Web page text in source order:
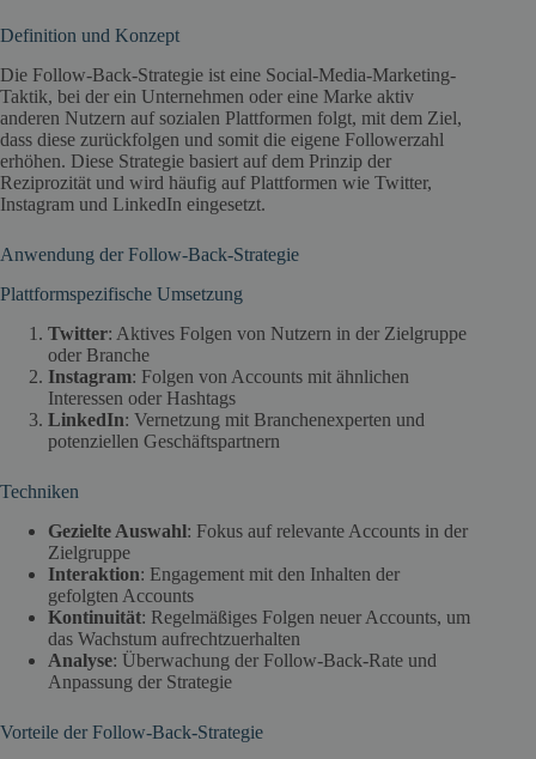
Definition und Konzept
Die Follow-Back-Strategie ist eine Social-Media-Marketing-
Taktik, bei der ein Unternehmen oder eine Marke aktiv
anderen Nutzern auf sozialen Plattformen folgt, mit dem Ziel,
dass diese zurückfolgen und somit die eigene Followerzahl
erhöhen. Diese Strategie basiert auf dem Prinzip der
Reziprozität und wird häufig auf Plattformen wie Twitter,
Instagram und LinkedIn eingesetzt.
Anwendung der Follow-Back-Strategie
Plattformspezifische Umsetzung
Twitter: Aktives Folgen von Nutzern in der Zielgruppe
oder Branche
Instagram: Folgen von Accounts mit ähnlichen
Interessen oder Hashtags
LinkedIn: Vernetzung mit Branchenexperten und
potenziellen Geschäftspartnern
Techniken
Gezielte Auswahl: Fokus auf relevante Accounts in der
Zielgruppe
Interaktion: Engagement mit den Inhalten der
gefolgten Accounts
Kontinuität: Regelmäßiges Folgen neuer Accounts, um
das Wachstum aufrechtzuerhalten
Analyse: Überwachung der Follow-Back-Rate und
Anpassung der Strategie
Vorteile der Follow-Back-Strategie